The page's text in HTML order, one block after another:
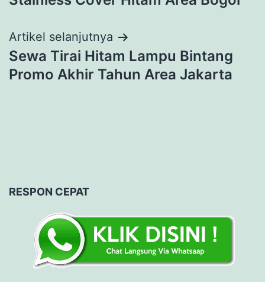
Artikel selanjutnya
Sewa Tirai Hitam Lampu Bintang
Promo Akhir Tahun Area Jakarta
RESPON CEPAT